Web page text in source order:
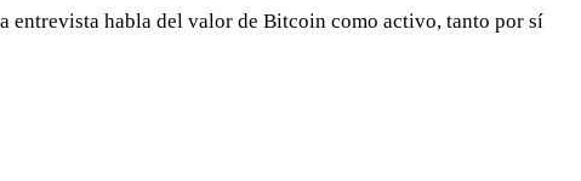
entrevista habla del valor de Bitcoin como activo, tanto por sí